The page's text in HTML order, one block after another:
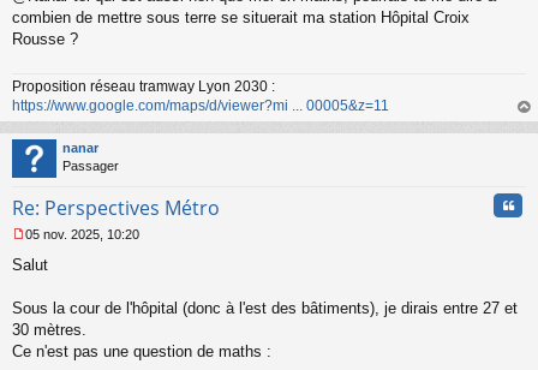
s
s
e
n
o
n
l
u
combien de mettre sous terre se situerait ma station Hôpital Croix
Rousse ?
Proposition réseau tramway Lyon 2030 :
https://www.google.com/maps/d/viewer?mi ... 00005&z=11
au
nanar
Passager
Re: Perspectives Métro
e
g
e
05 nov. 2025, 10:20
Salut
Sous la cour de l'hôpital (donc à l'est des bâtiments), je dirais entre 27 et
30 mètres.
Ce n'est pas une question de maths :